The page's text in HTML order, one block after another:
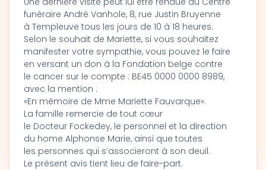
funéraire André Vanhole, 8, rue Justin Bruyenne
à Templeuve tous les jours de 10 à 18 heures.
Selon le souhait de Mariette, si vous souhaitez
manifester votre sympathie, vous pouvez le faire
en versant un don à la Fondation belge contre
le cancer sur le compte : BE45 0000 0000 8989,
avec la mention :
«En mémoire de Mme Mariette Fauvarque».
La famille remercie de tout cœur
le Docteur Fockedey, le personnel et la direction
du home Alphonse Marie, ainsi que toutes
les personnes qui s’associeront à son deuil.
Le présent avis tient lieu de faire-part.